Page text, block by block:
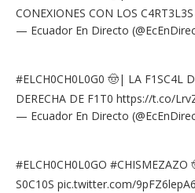
CONEXIONES CON LOS C4RT3L3S
— Ecuador En Directo
#ELCH0CH0L0G0 🤠| LA F1SC4L
DERECHA DE F1T0 https://t.co/
— Ecuador En Directo
#ELCH0CH0L0GO #CHISMEZAZO
S0C10S pic.twitter.com/9pFZ6lepA6